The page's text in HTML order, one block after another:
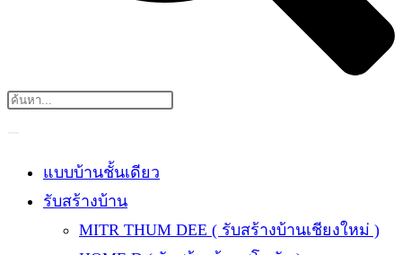
แบบบ้านชั้นเดียว
รับสร้างบ้าน
MITR THUM DEE ( รับสร้างบ้านเชียงใหม่ )